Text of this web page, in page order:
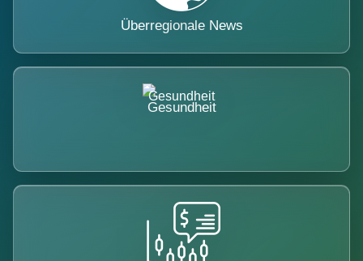
Überregionale News
Gesundheit